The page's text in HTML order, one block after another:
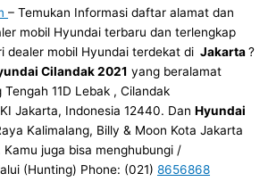
– Temukan Informasi daftar alamat dan
mobil Hyundai terbaru dan terlengkap
dealer mobil Hyundai terdekat di Jakarta?
Cilandak 2021 yang beralamat
11D Lebak , Cilandak
Jakarta, Indonesia 12440. DanHyundai
Kalimalang, Billy & Moon Kota Jakarta
juga bisa menghubungi /
(Hunting) Phone: (021)8656868